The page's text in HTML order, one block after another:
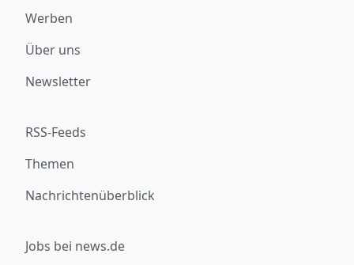
Werben
Über uns
Newsletter
RSS-Feeds
Themen
Nachrichtenüberblick
Jobs bei news.de